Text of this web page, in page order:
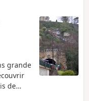
grande
de